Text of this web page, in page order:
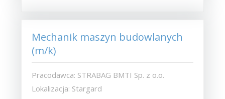
Mechanik maszyn budowlanych
(m/k)
Pracodawca: STRABAG BMTI Sp. z o.o.
Lokalizacja: Stargard